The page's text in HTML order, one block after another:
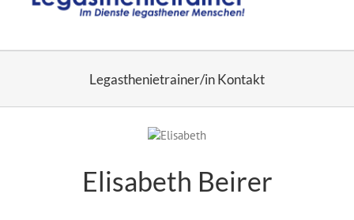
Legasthenietrainer/in Kontakt
Elisabeth Beirer